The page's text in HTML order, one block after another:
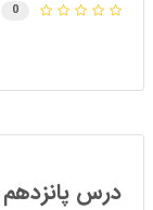
0
درس پانزدهم Archicad مقدماتی